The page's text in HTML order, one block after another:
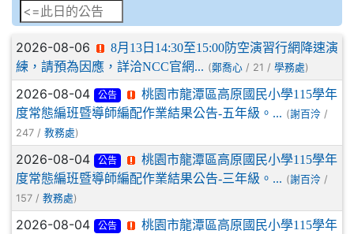
2026-08-06
8月13日14:30至15:00防空演習行網降速演
練，請預為因應，詳洽NCC官網... (鄭喬心 / 21 / 學務處)
2026-08-04 公告
桃園市龍潭區高原國民小學115學年
度常態編班暨導師編配作業結果公告-五年級。... (謝百泠 /
247 / 教務處)
2026-08-04 公告
桃園市龍潭區高原國民小學115學年
度常態編班暨導師編配作業結果公告-三年級。... (謝百泠 /
157 / 教務處)
2026-08-04 公告
桃園市龍潭區高原國民小學115學年